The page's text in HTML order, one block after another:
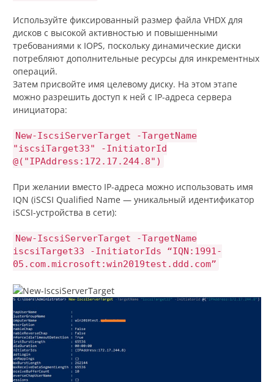
Используйте фиксированный размер файла VHDX для
дисков с высокой активностью и повышенными
требованиями к IOPS, поскольку динамические диски
потребляют дополнительные ресурсы для инкрементных
операций.
Затем присвойте имя целевому диску. На этом этапе
можно разрешить доступ к ней с IP-адреса сервера
инициатора:
New-IscsiServerTarget -TargetName
"iscsiTarget33" -InitiatorId
@("IPAddress:172.17.244.8")
При желании вместо IP-адреса можно использовать имя
IQN (iSCSI Qualified Name — уникальный идентификатор
iSCSI-устройства в сети):
New-IscsiServerTarget -TargetName
iscsiTarget33 -InitiatorIds “IQN:1991-
05.com.microsoft:win2019test.ddd.com”